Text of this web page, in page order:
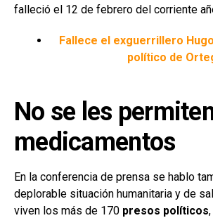
falleció el 12 de febrero del corriente
Fallece el exguerrillero
político de
No se les
medicamentos
En la conferencia de prensa se hablo
deplorable situación humanitaria y de
viven los más de 170 presos políticos